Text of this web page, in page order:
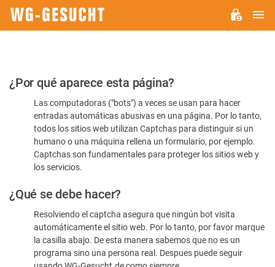
Por
favor,
confirme
humano
¿Por qué aparece esta página?
Las computadoras ("bots") a veces se usan para hacer
entradas automáticas abusivas en una página. Por lo tanto,
todos los sitios web utilizan Captchas para distinguir si un
humano o una máquina rellena un formulario, por ejemplo.
Captchas son fundamentales para proteger los sitios web y
los servicios.
¿Qué se debe hacer?
Resolviendo el captcha asegura que ningún bot visita
automáticamente el sitio web. Por lo tanto, por favor marque
la casilla abajo. De esta manera sabemos que no es un
programa sino una persona real. Despues puede seguir